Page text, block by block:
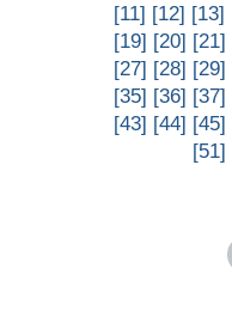
[11] [12] [13]
[19] [20] [21]
[27] [28] [29]
[35] [36] [37]
[43] [44] [45]
[51]